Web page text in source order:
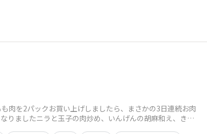
肉を2パックお買い上げしましたら、まさかの3日連続お肉
りましたニラと玉子の肉炒め、いんげんの胡麻和え、きゅ